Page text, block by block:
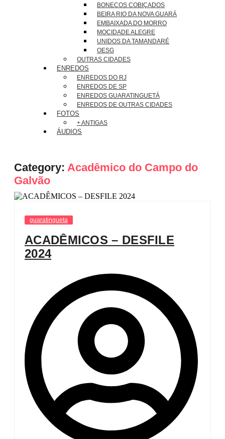
BONECOS COBIÇADOS
BEIRA RIO DA NOVA GUARÁ
EMBAIXADA DO MORRO
MOCIDADE ALEGRE
UNIDOS DA TAMANDARÉ
OESG
OUTRAS CIDADES
ENREDOS
ENREDOS DO RJ
ENREDOS DE SP
ENREDOS GUARATINGUETÁ
ENREDOS DE OUTRAS CIDADES
FOTOS
+ ANTIGAS
ÁUDIOS
Category: Acadêmico do Campo do
Galvão
guaratingueta
ACADÊMICOS – DESFILE
2024